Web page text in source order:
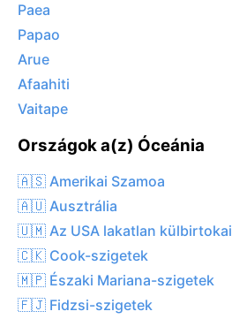
Paea
Papao
Arue
Afaahiti
Vaitape
Országok a(z) Óceánia
🇦🇸 Amerikai Szamoa
🇦🇺 Ausztrália
🇺🇲 Az USA lakatlan külbirtokai
🇨🇰 Cook-szigetek
🇲🇵 Északi Mariana-szigetek
🇫🇯 Fidzsi-szigetek